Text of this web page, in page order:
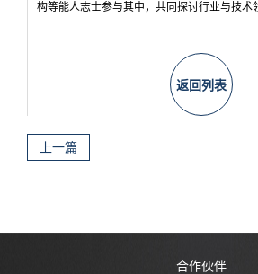
构等能人志士参与其中 ，共同探讨行业与技术
返回列表
上一篇
合作伙伴